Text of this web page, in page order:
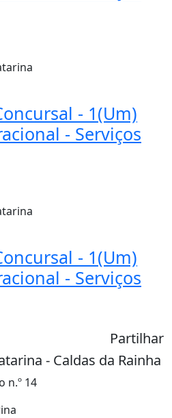
- 1(Um)
- Serviços
- 1(Um)
- Serviços
Partilhar
- Caldas da Rainha
n.º 14